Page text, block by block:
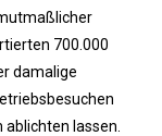
700.000
damalige
lassen.